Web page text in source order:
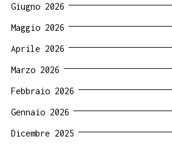
Giugno 2026
Maggio 2026
Aprile 2026
Marzo 2026
Febbraio 2026
Gennaio 2026
Dicembre 2025